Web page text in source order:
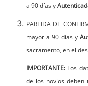
a 90 días y
PARTIDA DE
mayor a 90 días y
sacramento, en el
IMPORTANTE: Los
de los novios deben